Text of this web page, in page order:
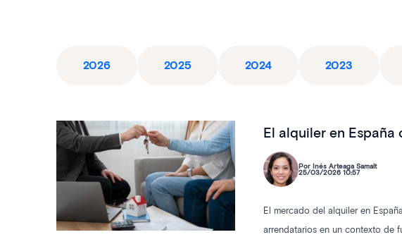
2026 2025 2024 2023
El alquiler en
Por Inés Arteaga Samalt
25/03/2026 10:57
El mercado del alquiler en
arrendatarios en un contexto de